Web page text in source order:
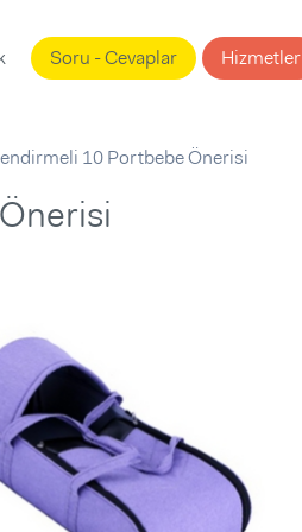
Soru - Cevaplar Hizmetler
10 Portbebe Önerisi